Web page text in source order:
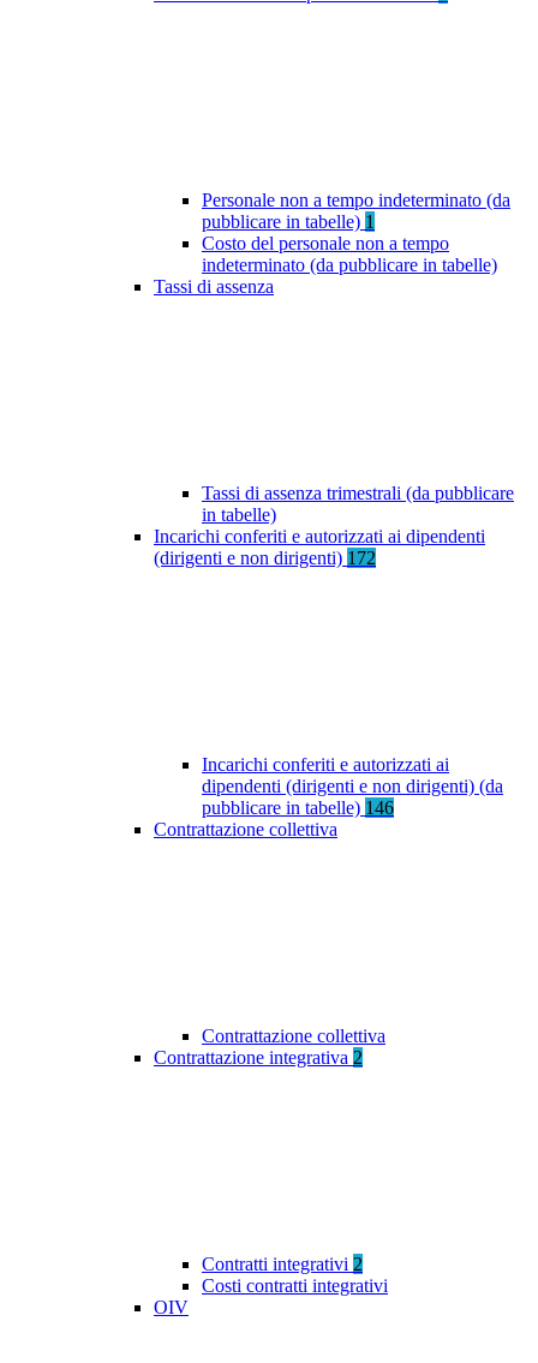
Personale non a tempo indeterminato (da
pubblicare in tabelle) 1
Costo del personale non a tempo
indeterminato (da pubblicare in tabelle)
Tassi di assenza
Tassi di assenza trimestrali (da pubblicare
in tabelle)
Incarichi conferiti e autorizzati ai dipendenti
(dirigenti e non dirigenti) 172
Incarichi conferiti e autorizzati ai
dipendenti (dirigenti e non dirigenti) (da
pubblicare in tabelle) 146
Contrattazione collettiva
Contrattazione collettiva
Contrattazione integrativa 2
Contratti integrativi 2
Costi contratti integrativi
OIV